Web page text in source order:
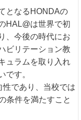
となるHONDAの
HAL@は世界で初
、今後の時代にお
ビリテーション教
ュラムを取り入れ
です。
であり、当校では
条件を満たすこと